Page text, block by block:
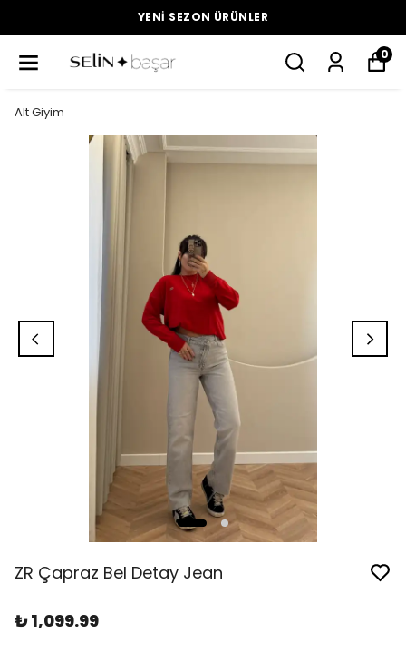
YENI SEZON ÜRÜNLER
0
Alt Giyim
ZR Çapraz Bel Detay Jean
₺ 1,099.99